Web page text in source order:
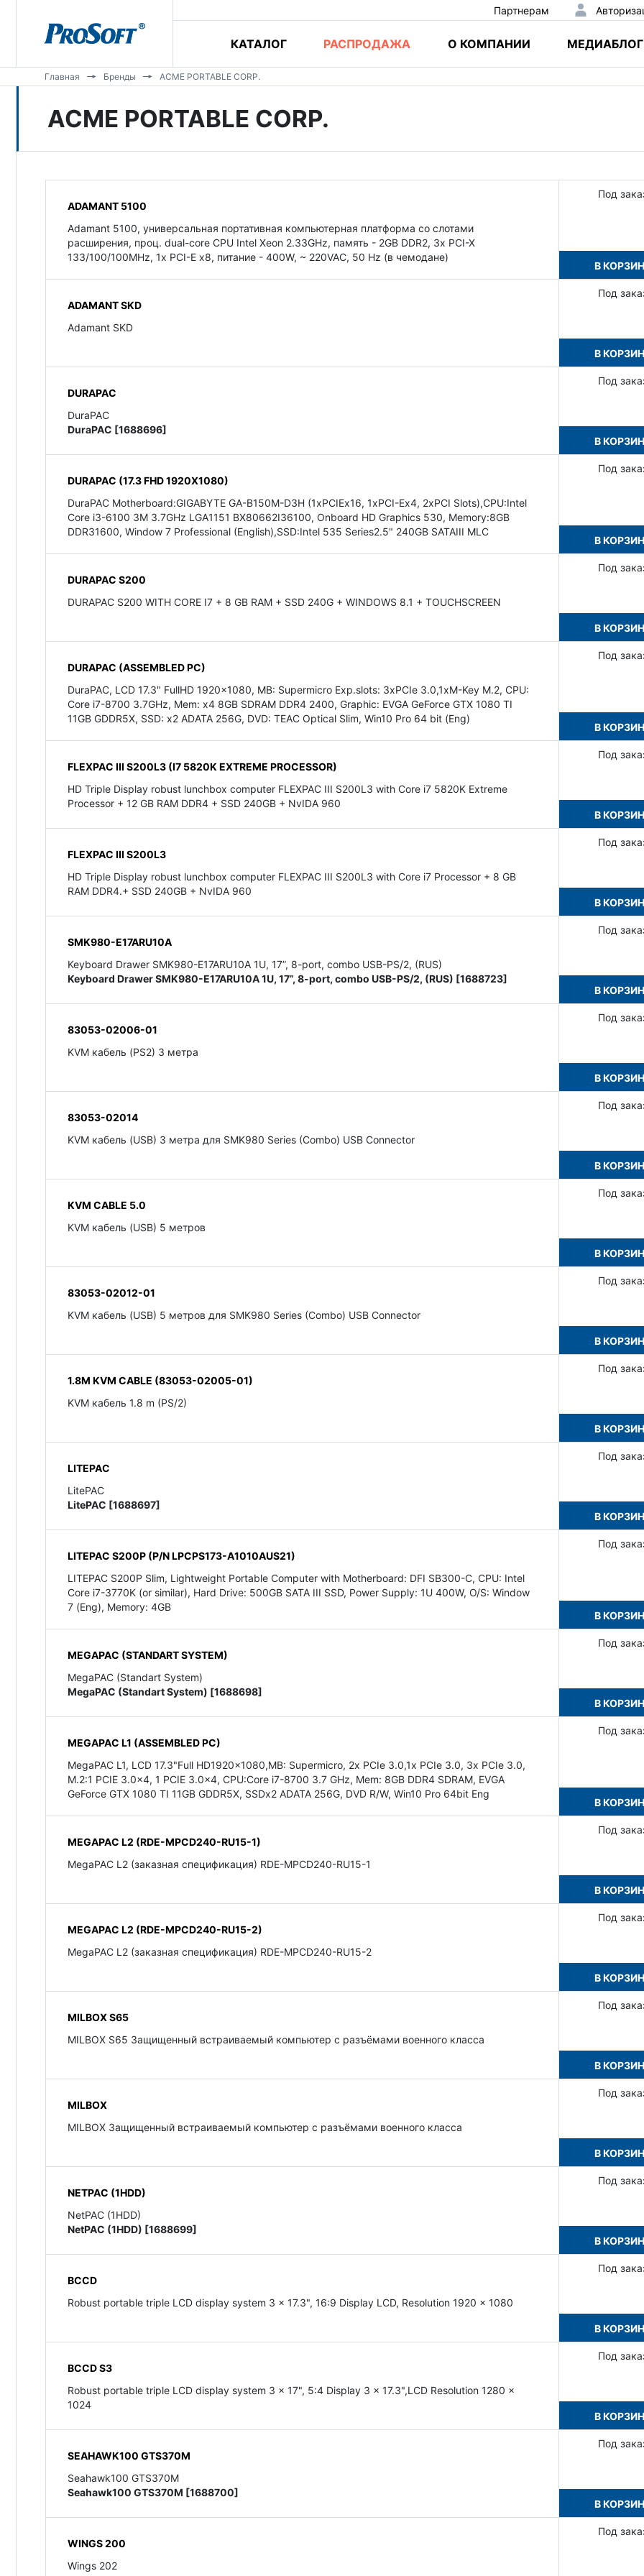
Партнерам
КАТАЛОГ РАСПРОДАЖА О КОМПАНИИ МЕДИАБЛОГ
Главная Бренды ACME PORTABLE CORP.
ACME PORTABLE CORP.
ADAMANT 5100
Adamant 5100, универсальная портативная компьютерная платформа со слотами
расширения, проц. dual-core CPU Intel Xeon 2.33GHz, память - 2GB DDR2, 3x PCI-X
133/100/100MHz, 1x PCI-E x8, питание - 400W, ~ 220VAC, 50 Hz (в чемодане)
Под
В
ADAMANT SKD
Adamant SKD
Под
В
DURAPAC
DuraPAC
DuraPAC [1688696]
Под
В
DURAPAC (17.3 FHD 1920X1080)
DuraPAC Motherboard:GIGABYTE GA-B150M-D3H (1xPCIEx16, 1xPCI-Ex4, 2xPCI Slots),CPU:Intel
Core i3-6100 3M 3.7GHz LGA1151 BX80662I36100, Onboard HD Graphics 530, Memory:8GB
DDR31600, Window 7 Professional (English),SSD:Intel 535 Series2.5" 240GB SATAIII MLC
Под
В
DURAPAC S200
DURAPAC S200 WITH CORE I7 + 8 GB RAM + SSD 240G + WINDOWS 8.1 + TOUCHSCREEN
Под
В
DURAPAC (ASSEMBLED PC)
DuraPAC, LCD 17.3" FullHD 1920x1080, MB: Supermicro Exp.slots: 3xPCIe 3.0,1xM-Key M.2, CPU:
Core i7-8700 3.7GHz, Mem: x4 8GB SDRAM DDR4 2400, Graphic: EVGA GeForce GTX 1080 TI
11GB GDDR5X, SSD: x2 ADATA 256G, DVD: TEAC Optical Slim, Win10 Pro 64 bit (Eng)
Под
В
FLEXPAC III S200L3 (I7 5820K EXTREME PROCESSOR)
HD Triple Display robust lunchbox computer FLEXPAC III S200L3 with Core i7 5820K Extreme
Processor + 12 GB RAM DDR4 + SSD 240GB + NvIDA 960
Под
В
FLEXPAC III S200L3
HD Triple Display robust lunchbox computer FLEXPAC III S200L3 with Core i7 Processor + 8 GB
RAM DDR4.+ SSD 240GB + NvIDA 960
Под
В
SMK980-E17ARU10A
Keyboard Drawer SMK980-E17ARU10A 1U, 17”, 8-port, combo USB-PS/2, (RUS)
Keyboard Drawer SMK980-E17ARU10A 1U, 17”, 8-port, combo USB-PS/2, (RUS) [1688723]
Под
В
83053-02006-01
KVM кабель (PS2) 3 метра
Под
В
83053-02014
KVM кабель (USB) 3 метра для SMK980 Series (Combo) USB Connector
Под
В
KVM CABLE 5.0
KVM кабель (USB) 5 метров
Под
В
83053-02012-01
KVM кабель (USB) 5 метров для SMK980 Series (Combo) USB Connector
Под
В
1.8M KVM CABLE (83053-02005-01)
KVM кабель 1.8 m (PS/2)
Под
В
LITEPAC
LitePAC
LitePAC [1688697]
Под
В
LITEPAC S200P (P/N LPCPS173-A1010AUS21)
LITEPAC S200P Slim, Lightweight Portable Computer with Motherboard: DFI SB300-C, CPU: Intel
Core i7-3770K (or similar), Hard Drive: 500GB SATA III SSD, Power Supply: 1U 400W, O/S: Window
7 (Eng), Memory: 4GB
Под
В
MEGAPAC (STANDART SYSTEM)
MegaPAC (Standart System)
MegaPAC (Standart System) [1688698]
Под
В
MEGAPAC L1 (ASSEMBLED PC)
MegaPAC L1, LCD 17.3"Full HD1920x1080,MB: Supermicro, 2x PCIe 3.0,1x PCIe 3.0, 3x PCIe 3.0,
M.2:1 PCIE 3.0x4, 1 PCIE 3.0x4, CPU:Core i7-8700 3.7 GHz, Mem: 8GB DDR4 SDRAM, EVGA
GeForce GTX 1080 TI 11GB GDDR5X, SSDx2 ADATA 256G, DVD R/W, Win10 Pro 64bit Eng
Под
В
MEGAPAC L2 (RDE-MPCD240-RU15-1)
MegaPAC L2 (заказная спецификация) RDE-MPCD240-RU15-1
Под
В
MEGAPAC L2 (RDE-MPCD240-RU15-2)
MegaPAC L2 (заказная спецификация) RDE-MPCD240-RU15-2
Под
В
MILBOX S65
MILBOX S65 Защищенный встраиваемый компьютер с разъёмами военного класса
Под
В
MILBOX
MILBOX Защищенный встраиваемый компьютер с разъёмами военного класса
Под
В
NETPAC (1HDD)
NetPAC (1HDD)
NetPAC (1HDD) [1688699]
Под
В
BCCD
Robust portable triple LCD display system 3 x 17.3", 16:9 Display LCD, Resolution 1920 x 1080
Под
В
BCCD S3
Robust portable triple LCD display system 3 x 17", 5:4 Display 3 x 17.3",LCD Resolution 1280 x
1024
Под
В
SEAHAWK100 GTS370M
Seahawk100 GTS370M
Seahawk100 GTS370M [1688700]
Под
В
WINGS 200
Wings 202
Под